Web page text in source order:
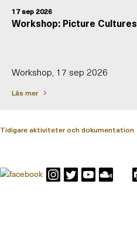
17 sep 2026
Workshop: Picture Cultures
Workshop, 17 sep 2026
Läs mer
Tidigare aktiviteter och dokumentation